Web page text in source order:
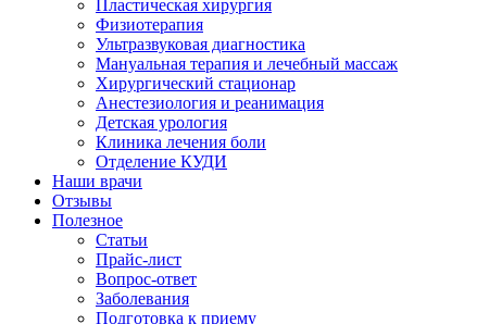
Пластическая хирургия
Физиотерапия
Ультразвуковая диагностика
Мануальная терапия и лечебный массаж
Хирургический стационар
Анестезиология и реанимация
Детская урология
Клиника лечения боли
Отделение КУДИ
Наши врачи
Отзывы
Полезное
Статьи
Прайс-лист
Вопрос-ответ
Заболевания
Подготовка к приему